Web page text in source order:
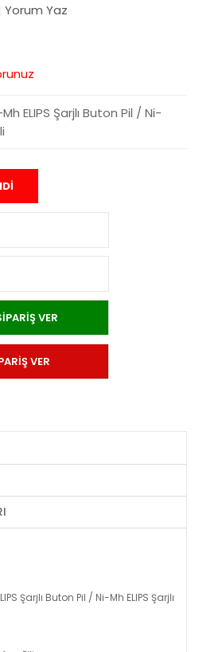
Yorum Yaz
ELIPS Şarjlı Buton Pil / Ni-
VER
VER
Şarjlı Buton Pil / Ni-Mh ELIPS Şarjlı